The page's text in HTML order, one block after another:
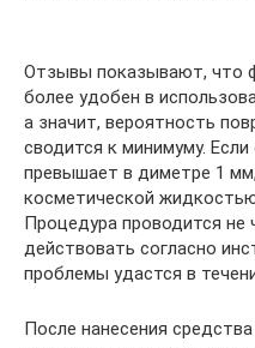
Отзывы показывают, что
более удобен в
а значит, вероятность
сводится к минимуму.
превышает в диметре 1
косметической
Процедура проводится не
действовать согласно
проблемы удастся в
После нанесения